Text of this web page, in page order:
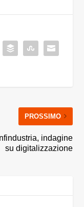
PROSSIMO
indagine
su digitalizzazione